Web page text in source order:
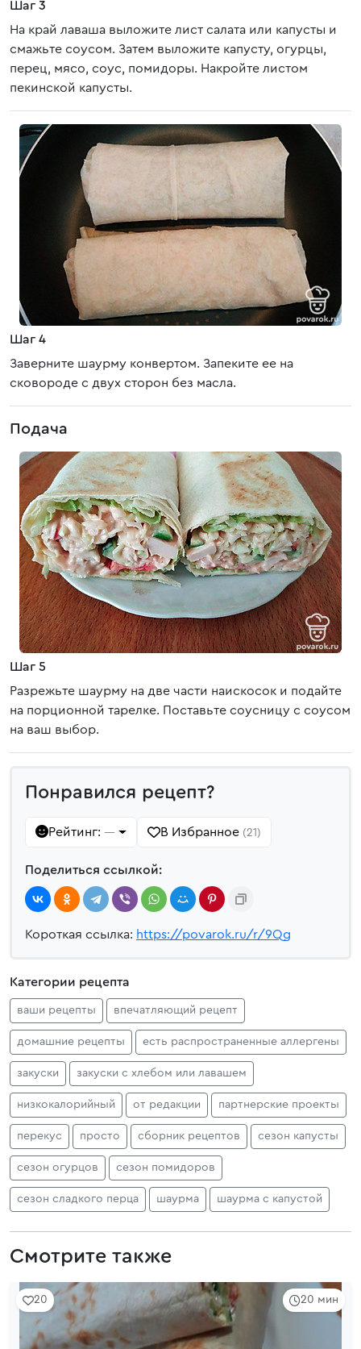
Шаг 3
На край лаваша выложите лист салата или капусты и
смажьте соусом. Затем выложите капусту, огурцы,
перец, мясо, соус, помидоры. Накройте листом
пекинской капусты.
Шаг 4
Заверните шаурму конвертом. Запеките ее на
сковороде с двух сторон без масла.
Подача
Шаг 5
Разрежьте шаурму на две части наискосок и подайте
на порционной тарелке. Поставьте соусницу с соусом
на ваш выбор.
Понравился рецепт?
Рейтинг: — В Избранное (21)
Поделиться ссылкой:
Короткая ссылка: https://povarok.ru/r/9Qg
Категории рецепта
ваши рецепты впечатляющий рецепт
домашние рецепты есть распространенные аллергены
закуски закуски с хлебом или лавашем
низкокалорийный от редакции партнерские проекты
перекус просто сборник рецептов сезон капусты
сезон огурцов сезон помидоров
сезон сладкого перца шаурма шаурма с капустой
Смотрите также
20 мин
20